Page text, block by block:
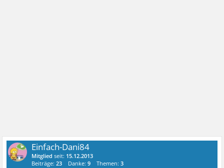
Einfach-Dani84
Mitglied seit: 15.12.2013
Beiträge:23 Danke:9 Themen:3